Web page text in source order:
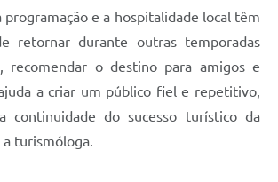
programação e a hospitalidade local têm
retornar durante outras temporadas
recomendar o destino para amigos e
a criar um público fiel e repetitivo,
continuidade do sucesso turístico da
a turismóloga.